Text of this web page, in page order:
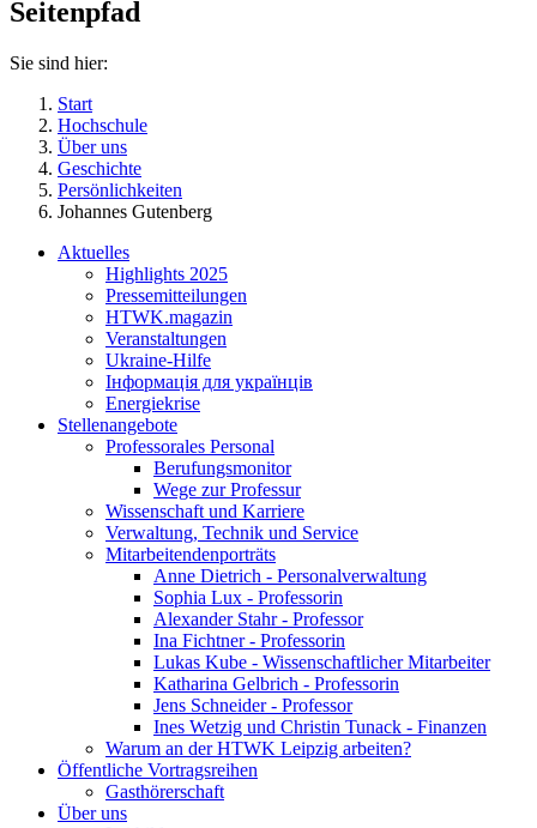
Seitenpfad
Sie sind hier:
Start
Hochschule
Über uns
Geschichte
Persönlichkeiten
Johannes Gutenberg
Aktuelles
Highlights 2025
Pressemitteilungen
HTWK.magazin
Veranstaltungen
Ukraine-Hilfe
Інформація для українців
Energiekrise
Stellenangebote
Professorales Personal
Berufungsmonitor
Wege zur Professur
Wissenschaft und Karriere
Verwaltung, Technik und Service
Mitarbeitendenporträts
Anne Dietrich - Personalverwaltung
Sophia Lux - Professorin
Alexander Stahr - Professor
Ina Fichtner - Professorin
Lukas Kube - Wissenschaftlicher Mitarbeiter
Katharina Gelbrich - Professorin
Jens Schneider - Professor
Ines Wetzig und Christin Tunack - Finanzen
Warum an der HTWK Leipzig arbeiten?
Öffentliche Vortragsreihen
Gasthörerschaft
Über uns